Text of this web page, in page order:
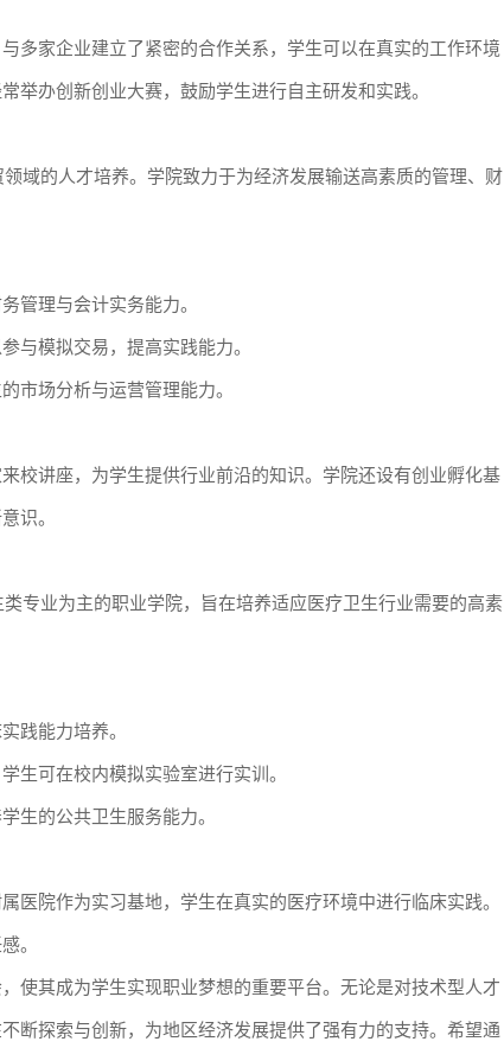
多家企业建立了紧密的合作关系，学生可以在真实的工作环境
举办创新创业大赛，鼓励学生进行自主研发和实践。
域的人才培养。学院致力于为经济发展输送高素质的管理、财
管理与会计实务能力。
与模拟交易，提高实践能力。
市场分析与运营管理能力。
校讲座，为学生提供行业前沿的知识。学院还设有创业孵化基
识。
专业为主的职业学院，旨在培养适应医疗卫生行业需要的高素
践能力培养。
生可在校内模拟实验室进行实训。
生的公共卫生服务能力。
医院作为实习基地，学生在真实的医疗环境中进行临床实践。
。
使其成为学生实现职业梦想的重要平台。无论是对技术型人才
断探索与创新，为地区经济发展提供了强有力的支持。希望通